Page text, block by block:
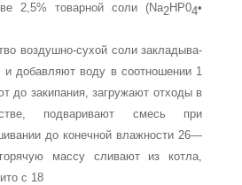
2,5% товарной соли (Nа2НР04•
воздушно-сухой соли закладыва­
и добавляют воду в соотношении 1
до закипания, загружают отходы в
подваривают смесь при
до конечной влажности 26—
массу сливают из котла,
с 18